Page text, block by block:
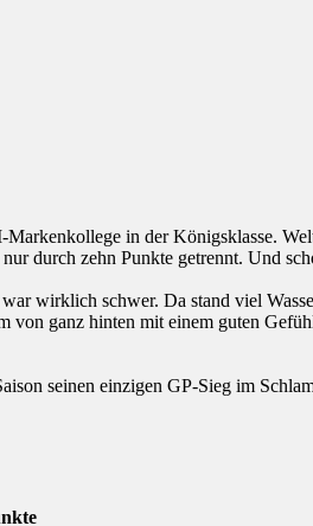
in der Königsklasse.
durch zehn Punkte getrennt. Und
wirklich schwer. Da stand viel
ganz hinten mit einem guten
seinen einzigen GP-Sieg im